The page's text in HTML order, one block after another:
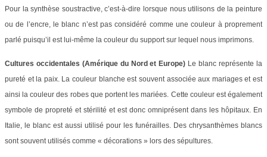
Pour la synthèse soustractive, c’est-à-dire lorsque nous utilisons de la peinture
ou de l’encre, le blanc n’est pas considéré comme une couleur à proprement
parlé puisqu’il est lui-même la couleur du support sur lequel nous imprimons.
Cultures occidentales (Amérique du Nord et Europe) Le blanc représente la
pureté et la paix. La couleur blanche est souvent associée aux mariages et est
ainsi la couleur des robes que portent les mariées. Cette couleur est également
symbole de propreté et stérilité et est donc omniprésent dans les hôpitaux. En
Italie, le blanc est aussi utilisé pour les funérailles. Des chrysanthèmes blancs
sont souvent utilisés comme « décorations » lors des sépultures.